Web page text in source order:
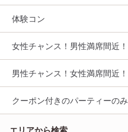
体験コン
女性チャンス！男性満席間近！
男性チャンス！女性満席間近！
クーポン付きのパーティーのみ
エリアから検索